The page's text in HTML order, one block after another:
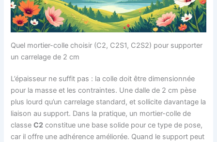
Quel mortier-colle choisir (C2, C2S1, C2S2) pour supporter
un carrelage de 2 cm
L’épaisseur ne suffit pas : la colle doit être dimensionnée
pour la masse et les contraintes. Une dalle de 2 cm pèse
plus lourd qu’un carrelage standard, et sollicite davantage la
liaison au support. Dans la pratique, un mortier-colle de
classeC2 constitue une base solide pour ce type de pose,
car il offre une adhérence améliorée. Quand le support peut